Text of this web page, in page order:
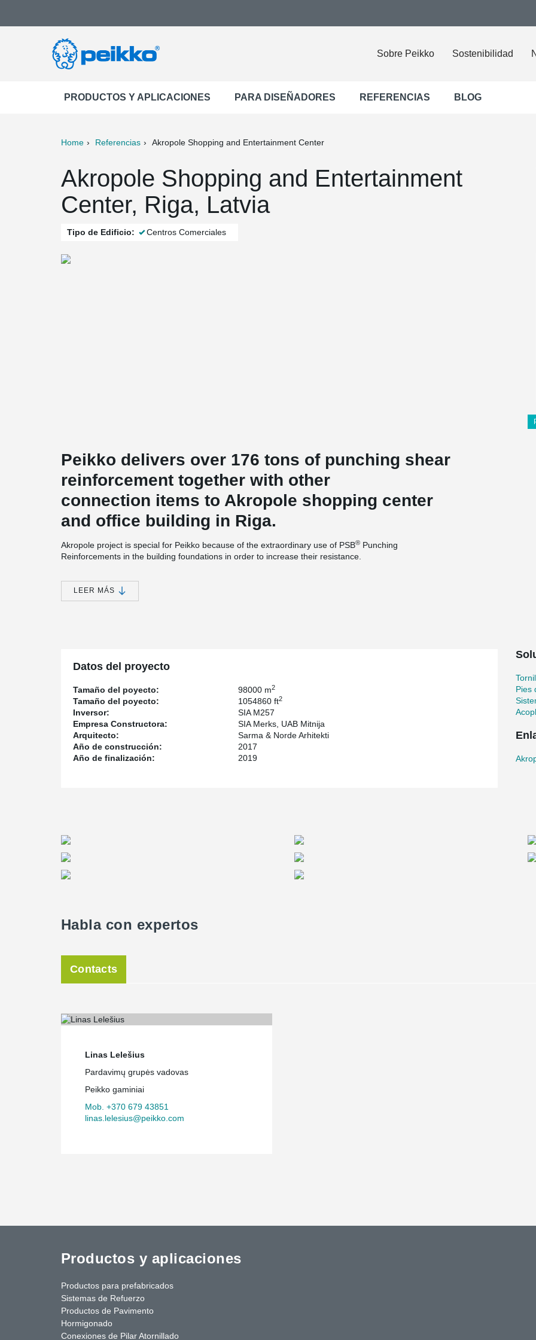
Sobre Peikko Sostenibilidad
PRODUCTOS Y APLICACIONES PARA DISEÑADORES REFERENCIAS BLOG
Home Referencias Akropole Shopping and Entertainment Center
Akropole Shopping and Entertainment
Center, Riga, Latvia
Tipo de Edificio: Centros Comerciales
Peikko delivers over 176 tons of punching shear
reinforcement together with other
connection items to Akropole shopping center
and office building in Riga.
Akropole project is special for Peikko because of the extraordinary use of PSB® Punching
Reinforcements in the building foundations in order to increase their resistance.
the widest choice of services and entertainment under one roof - cinema, ice arena and bowling as well
as restaurants and cafes that will be able to serve over 2 000 people at one time. Building includes a
LEER MÁS
Datos del proyecto
Tamaño del poyecto: 98000 m2
Tamaño del poyecto: 1054860 ft2
Inversor:
SIA M257
Empresa Constructora:
SIA Merks, UAB Mitnija
Arquitecto:
Sarma & Norde Arhitekti
Año de construcción:
2017
Año de finalización:
2019
Pies
Habla con expertos
Contacts
Linas Lelešius
Pardavimų grupės vadovas
Peikko gaminiai
Mob. +370 679 43851
linas.lelesius@peikko.com
Productos y aplicaciones
Productos para prefabricados
Sistemas de Refuerzo
Productos de Pavimento
Hormigonado
Conexiones de Pilar Atornillado